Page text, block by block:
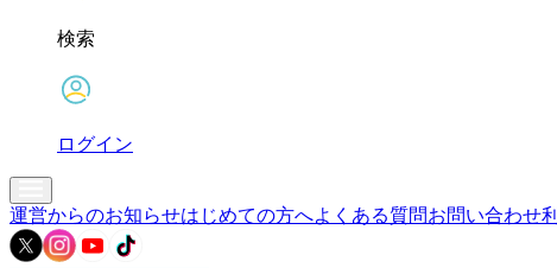
検索
ログイン
運営からのお知らせはじめての方へよくある質問お問い合わせ